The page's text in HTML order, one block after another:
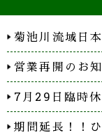
菊池川流域日
営業再開のお
7月29日臨時
期間延長！！